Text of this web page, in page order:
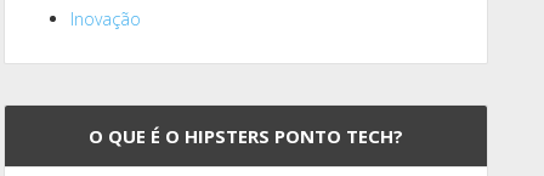
Inovação
O QUE É O HIPSTERS PONTO TECH?